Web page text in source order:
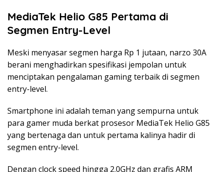
MediaTek Helio G85 Pertama di
Segmen Entry-Level
Meski menyasar segmen harga Rp 1 jutaan, narzo 30A
berani menghadirkan spesifikasi jempolan untuk
menciptakan pengalaman gaming terbaik di segmen
entry-level.
Smartphone ini adalah teman yang sempurna untuk
para gamer muda berkat prosesor MediaTek Helio G85
yang bertenaga dan untuk pertama kalinya hadir di
segmen entry-level.
Dengan clock speed hingga 2.0GHz dan grafis ARM